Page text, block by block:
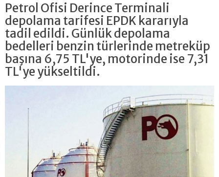
Petrol Ofisi Derince Terminali
depolama tarifesi EPDK kararıyla
tadil edildi. Günlük depolama
bedelleri benzin türlerinde metreküp
başına 6,75 TL'ye, motorinde ise 7,31
TL'ye yükseltildi.